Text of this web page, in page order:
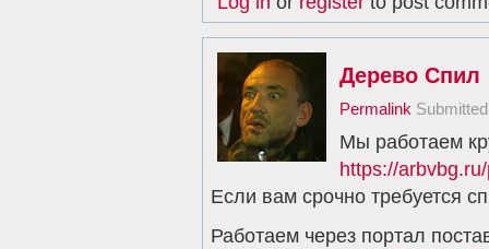
Дерево Спил
Permalink
Мы работаем
https://
Если вам срочно требуется
Работаем через портал